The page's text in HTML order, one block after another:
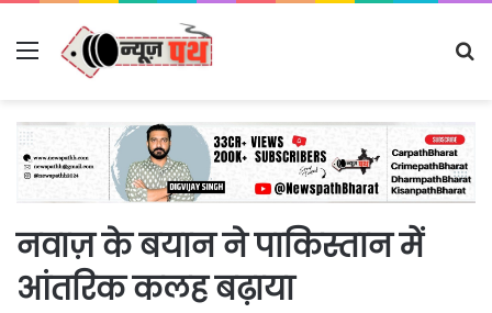
Menu
नवाज़ के बयान ने पाकिस्तान में
आंतरिक कलह बढ़ाया